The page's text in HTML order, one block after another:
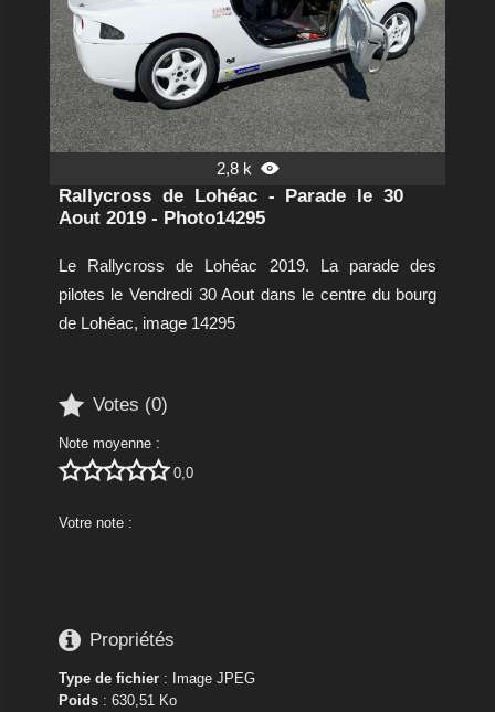
2,8 k 
Rallycross de Lohéac - Parade le 30
Aout 2019 - Photo14295
Le Rallycross de Lohéac 2019. La parade des
pilotes le Vendredi 30 Aout dans le centre du bourg
de Lohéac, image 14295
 Votes (0)
Note moyenne :
 0,0
Votre note :
 Propriétés
Type de fichier: Image JPEG
Poids: 630,51 Ko